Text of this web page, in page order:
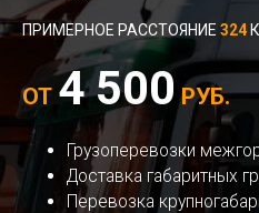
ПРИМЕРНОЕ РАССТОЯНИЕ 324
ОТ 4 500 РУБ.
Грузоперевозки
Доставка габаритных
Перевозка